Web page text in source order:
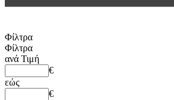
Φίλτρα
Φίλτρα
ανά Τιμή
€
εώς
€